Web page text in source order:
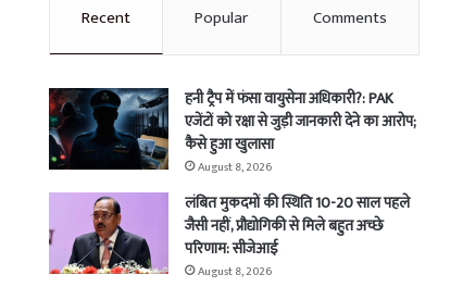
Recent Popular Comments
हनी ट्रैप में फंसा वायुसेना अधिकारी?: PAK
एजेंटों को रक्षा से जुड़ी जानकारी देने का आरोप;
कैसे हुआ खुलासा
August 8, 2026
लंबित मुकदमों की स्थिति 10-20 साल पहले
जैसी नहीं, प्रौद्योगिकी से मिले बहुत अच्छे
परिणाम: सीजेआई
August 8, 2026